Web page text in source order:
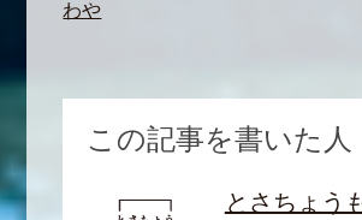
わや
この記事を書いた人
とさちょう